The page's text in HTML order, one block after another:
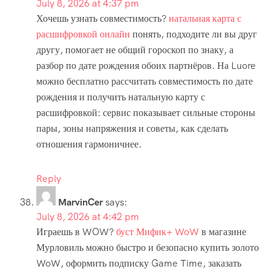
July 8, 2026 at 4:37 pm
Хочешь узнать совместимость?натальная карта с
расшифровкой онлайн понять, подходите ли вы друг
другу, помогает не общий гороскоп по знаку, а
разбор по дате рождения обоих партнёров. На Luore
можно бесплатно рассчитать совместимость по дате
рождения и получить натальную карту с
расшифровкой: сервис показывает сильные стороны
пары, зоны напряжения и советы, как сделать
отношения гармоничнее.
Reply
MarvinCersays:
July 8, 2026 at 4:42 pm
Играешь в WOW?буст Мифик+ WoW в магазине
Мурловиль можно быстро и безопасно купить золото
WoW, оформить подписку Game Time, заказать